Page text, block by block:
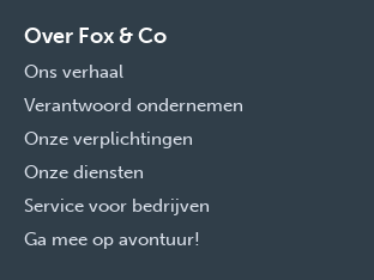
Over Fox & Co
Ons verhaal
Verantwoord ondernemen
Onze verplichtingen
Onze diensten
Service voor bedrijven
Ga mee op avontuur!